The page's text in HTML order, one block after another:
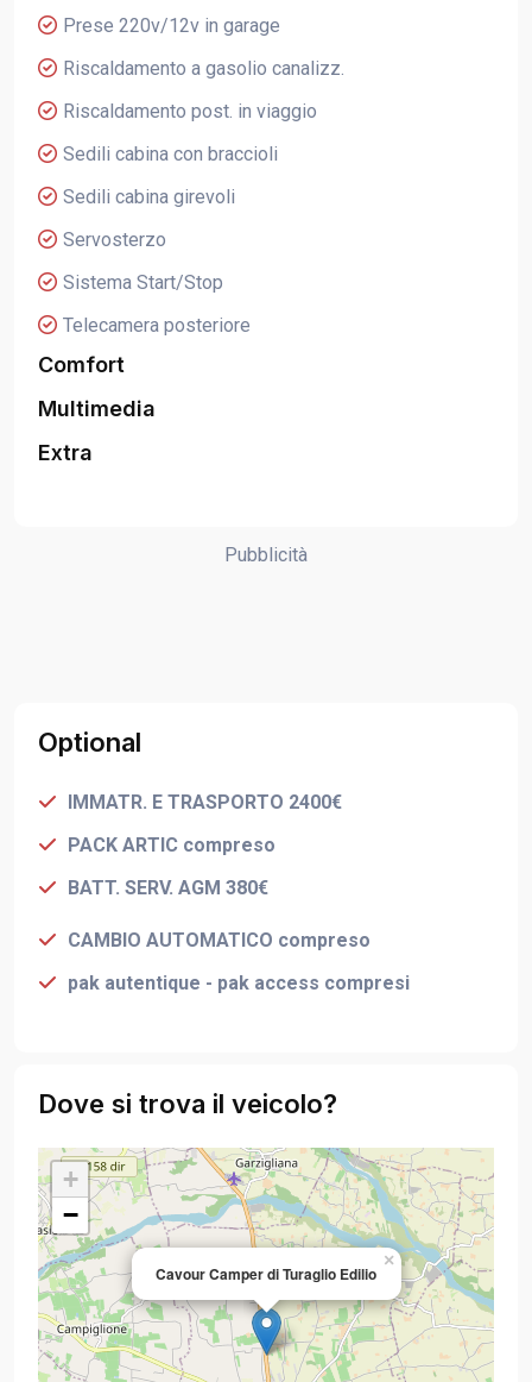
Prese 220v/12v in garage
Riscaldamento a gasolio canalizz.
Riscaldamento post. in viaggio
Sedili cabina con braccioli
Sedili cabina girevoli
Servosterzo
Sistema Start/Stop
Telecamera posteriore
Comfort
Multimedia
Extra
Pubblicità
Optional
IMMATR. E TRASPORTO 2400€
PACK ARTIC compreso
BATT. SERV. AGM 380€
CAMBIO AUTOMATICO compreso
pak autentique - pak access compresi
Dove si trova il veicolo?
Cavour Camper di Turaglio Edilio
×
+
−